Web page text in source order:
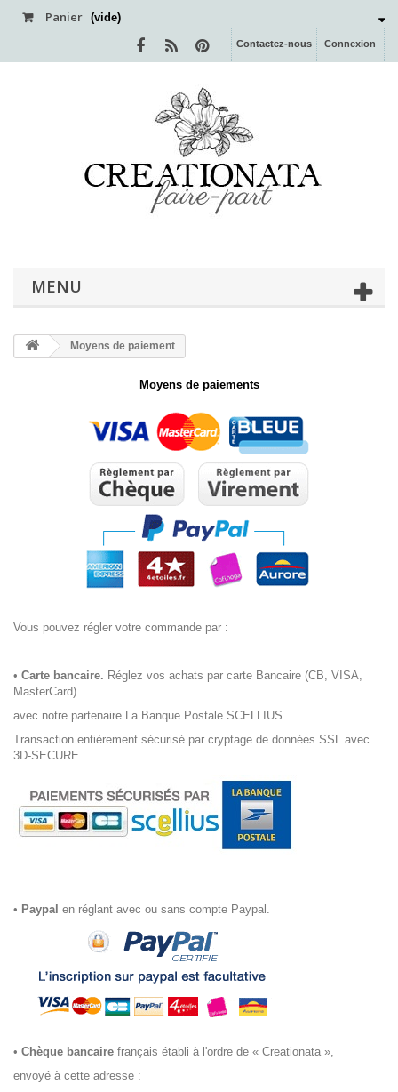
Panier (vide)
Connexion
Contactez-nous
MENU
Moyens de paiement
Moyens de paiements
Vous pouvez régler votre commande par :
• Carte bancaire. Réglez vos achats par carte Bancaire (CB, VISA,
MasterCard)
avec notre partenaire La Banque Postale SCELLIUS.
Transaction entièrement sécurisé par cryptage de données SSL avec
3D-SECURE.
• Paypal en réglant avec ou sans compte Paypal.
• Chèque bancaire français établi à l'ordre de « Creationata »,
envoyé à cette adresse :